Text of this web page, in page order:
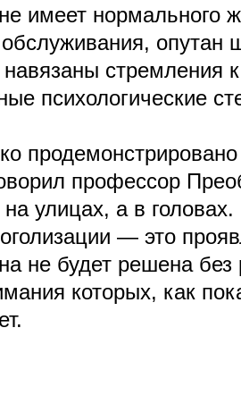
имеет нормального
опутан
навязаны
психологические
профессор
улицах, а в головах.
— это
не будет решена
которых, как